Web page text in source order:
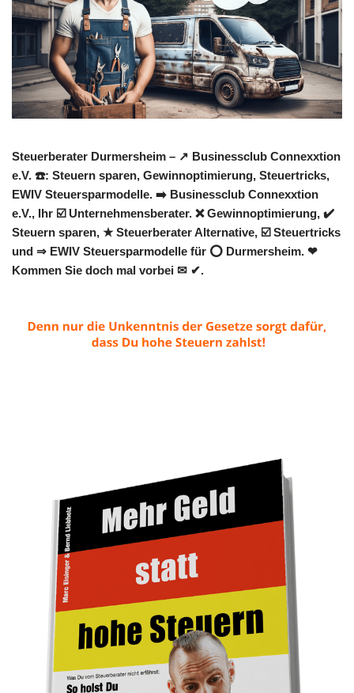
Steuerberater Durmersheim – ↗️ Businessclub Connexxtion
e.V. ☎️: Steuern sparen, Gewinnoptimierung, Steuertricks,
EWIV Steuersparmodelle. ➡️ Businessclub Connexxtion
e.V., Ihr ☑️ Unternehmensberater. ❌ Gewinnoptimierung, ✔️
Steuern sparen, ★ Steuerberater Alternative, ☑️ Steuertricks
und ⇒ EWIV Steuersparmodelle für ⭕ Durmersheim. ❤
Kommen Sie doch mal vorbei ✉ ✔.